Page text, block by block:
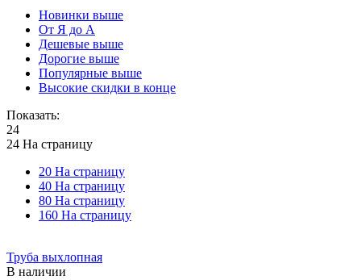
Новинки выше
От Я до А
Дешевые выше
Дорогие выше
Популярные выше
Высокие скидки в конце
Показать:
24
24 На страницу
20 На страницу
40 На страницу
80 На страницу
160 На страницу
Труба выхлопная
В наличии